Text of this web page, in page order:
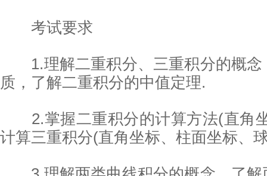
考试要求
1.理解二重积分、三重积分的概念
质，了解二重积分的中值定理.
2.掌握二重积分的计算方法(直角
计算三重积分(直角坐标、柱面坐标、